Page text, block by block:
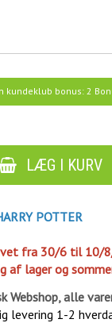
kundeklub bonus: 2
ARRY POTTER
fra 30/6 til 10/
af lager og
Webshop, alle
levering 1-2